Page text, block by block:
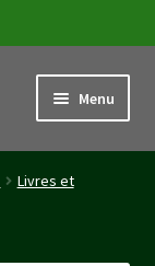
Menu
Livres et